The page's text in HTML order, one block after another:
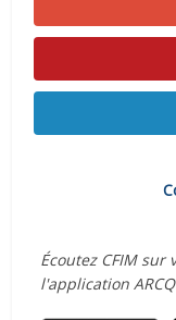
Écoutez CFIM
l'application ARCQ